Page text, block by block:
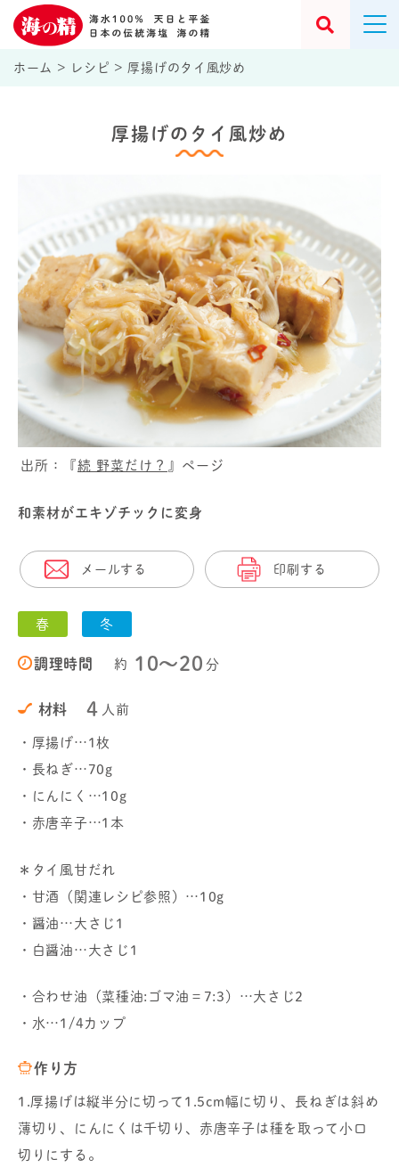
ホーム > レシピ > 厚揚げのタイ風炒め
厚揚げのタイ風炒め
出所：『続 野菜だけ？ 』ページ
和素材がエキゾチックに変身
メールする 印刷する
春 冬
調理時間 約 10〜20 分
材料 4 人前
・厚揚げ…1枚
・長ねぎ…70g
・にんにく…10g
・赤唐辛子…1本
＊タイ風甘だれ
・甘酒（関連レシピ参照）…10g
・醤油…大さじ1
・白醤油…大さじ1
・合わせ油（菜種油:ゴマ油＝7:3）…大さじ2
・水…1/4カップ
作り方
1.厚揚げは縦半分に切って1.5cm幅に切り、長ねぎは斜め
薄切り、にんにくは千切り、赤唐辛子は種を取って小口
切りにする。